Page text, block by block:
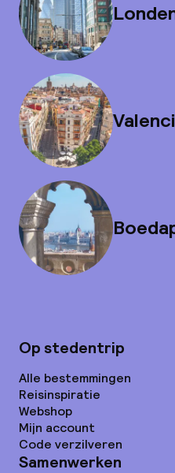
Op stedentrip
Alle bestemmingen
Reisinspiratie
Webshop
Mijn account
Code verzilveren
Samenwerken